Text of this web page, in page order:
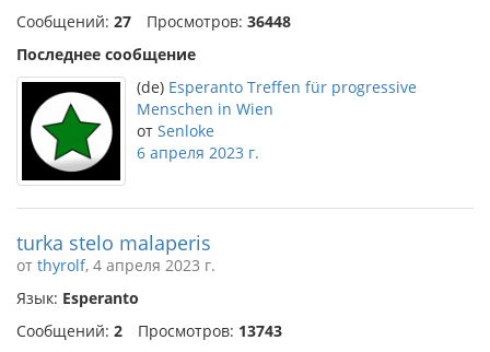
Сообщений: 27 Просмотров: 36448
Последнее сообщение
(de) Esperanto Treffen für progressive
Menschen in Wien
от Senloke
6 апреля 2023 г.
turka stelo malaperis
от thyrolf, 4 апреля 2023 г.
Язык: Esperanto
Сообщений: 2 Просмотров: 13743